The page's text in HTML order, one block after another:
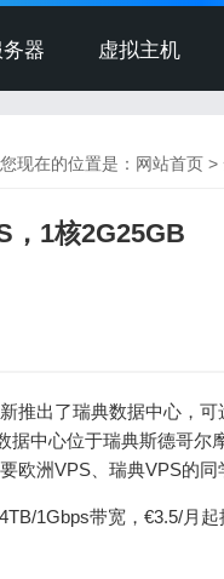
器 虚拟主机
您现在的位置是： 网站首页 >
，1核2G25GB
推出了瑞典数据中心，
中心位于瑞典斯德哥尔
欧洲VPS、瑞典VPS的同
1Gbps带宽，€3.5/月起